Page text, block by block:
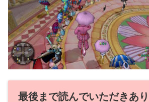
最後まで読んでいただきあ